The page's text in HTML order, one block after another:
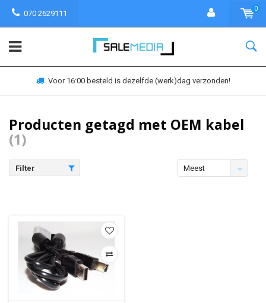
070 2629111
0
Voor 16:00 besteld is dezelfde (werk)dag verzonden!
Producten getagd met OEM kabel
(1)
Filter
Meest